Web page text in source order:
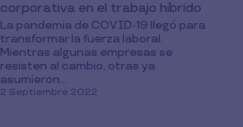
corporativa en el trabajo híbrido
La pandemia de COVID-19 llegó para
transformar la fuerza laboral.
Mientras algunas empresas se
resisten al cambio, otras ya
asumieron...
2 Septiembre 2022